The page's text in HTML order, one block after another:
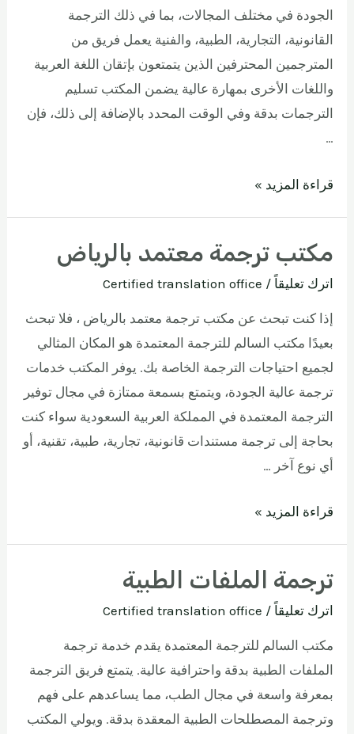
الجودة في مختلف المجالات، بما في ذلك الترجمة
القانونية، التجارية، الطبية، والفنية يعمل فريق من
المترجمين المحترفين الذين يتمتعون بإتقان اللغة العربية
واللغات الأخرى بمهارة عالية يضمن المكتب تسليم
الترجمات بدقة وفي الوقت المحدد بالإضافة إلى ذلك، فإن
…
قراءة المزيد »
مكتب ترجمة معتمد بالرياض
اترك تعليقاً /
Certified translation office
إذا كنت تبحث عن مكتب ترجمة معتمد بالرياض ، فلا تبحث
بعيدًا مكتب السالم للترجمة المعتمدة هو المكان المثالي
لجميع احتياجات الترجمة الخاصة بك. يوفر المكتب خدمات
ترجمة عالية الجودة، ويتمتع بسمعة ممتازة في مجال توفير
الترجمة المعتمدة في المملكة العربية السعودية سواء كنت
بحاجة إلى ترجمة مستندات قانونية، تجارية، طبية، تقنية، أو
أي نوع آخر …
قراءة المزيد »
ترجمة الملفات الطبية
اترك تعليقاً /
Certified translation office
مكتب السالم للترجمة المعتمدة يقدم خدمة ترجمة
الملفات الطبية بدقة واحترافية عالية. يتمتع فريق الترجمة
بمعرفة واسعة في مجال الطب، مما يساعدهم على فهم
وترجمة المصطلحات الطبية المعقدة بدقة. ويولي المكتب